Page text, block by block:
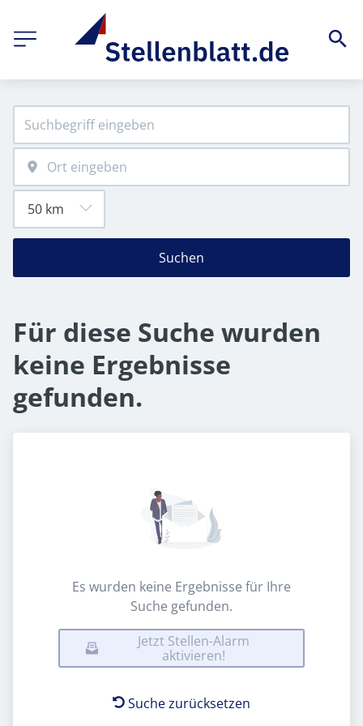
Suchen
Für diese Suche wurden
keine Ergebnisse
gefunden.
Es wurden keine Ergebnisse für Ihre
Suche gefunden.
Jetzt Stellen-Alarm
aktivieren!
Suche zurücksetzen